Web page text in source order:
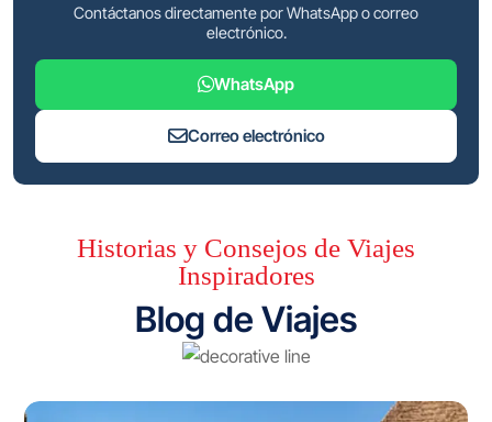
Contáctanos directamente por WhatsApp o correo
electrónico.
WhatsApp
Correo electrónico
Historias y Consejos de Viajes
Inspiradores
Blog de Viajes